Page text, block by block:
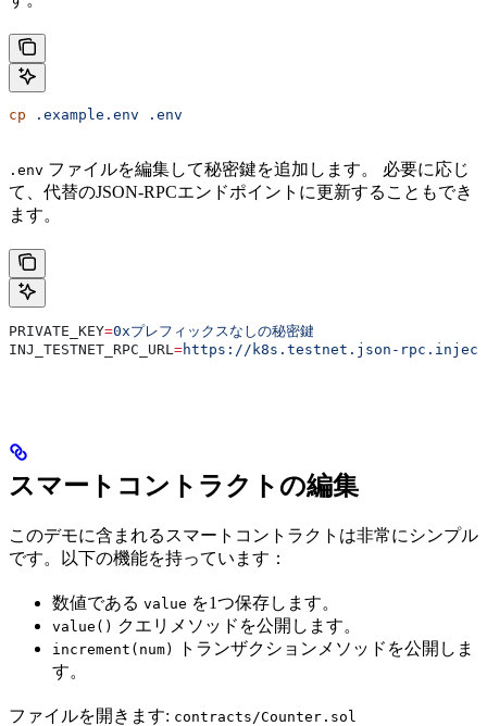
cp .example.env .env
.env ファイルを編集して秘密鍵を追加します。 必要に応じ
て、代替のJSON-RPCエンドポイントに更新することもでき
ます。
PRIVATE_KEY=0xプレフィックスなしの秘密鍵
INJ_TESTNET_RPC_URL =https://k8s.testnet.json-
スマートコントラクトの編集
このデモに含まれるスマートコントラクトは非常にシンプル
です。以下の機能を持っています：
数値である value を1つ保存します。
value() クエリメソッドを公開します。
increment(num)
トランザクションメソッドを公開しま
す。
ファイルを開きます: contracts/Counter.sol